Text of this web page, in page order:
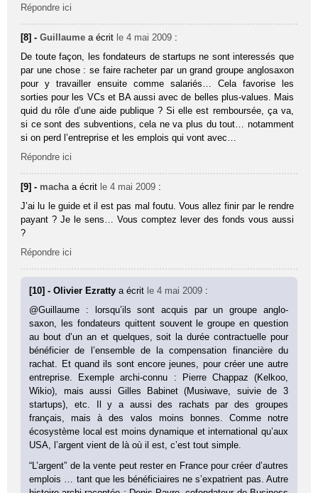
Répondre ici
[8] -Guillaume a écrit le 4 mai 2009 :
De toute façon, les fondateurs de startups ne sont interessés que
par une chose : se faire racheter par un grand groupe anglosaxon
pour y travailler ensuite comme salariés… Cela favorise les
sorties pour les VCs et BA aussi avec de belles plus-values. Mais
quid du rôle d’une aide publique ? Si elle est remboursée, ça va,
si ce sont des subventions, cela ne va plus du tout… notamment
si on perd l’entreprise et les emplois qui vont avec…
Répondre ici
[9] - macha a écrit le 4 mai 2009 :
J’ai lu le guide et il est pas mal foutu. Vous allez finir par le rendre
payant ? Je le sens… Vous comptez lever des fonds vous aussi
?
Répondre ici
[10] - Olivier Ezrattya écrit le 4 mai 2009 :
@Guillaume : lorsqu’ils sont acquis par un groupe anglo-
saxon, les fondateurs quittent souvent le groupe en question
au bout d’un an et quelques, soit la durée contractuelle pour
bénéficier de l’ensemble de la compensation financière du
rachat. Et quand ils sont encore jeunes, pour créer une autre
entreprise. Exemple archi-connu : Pierre Chappaz (Kelkoo,
Wikio), mais aussi Gilles Babinet (Musiwave, suivie de 3
startups), etc. Il y a aussi des rachats par des groupes
français, mais à des valos moins bonnes. Comme notre
écosystème local est moins dynamique et international qu’aux
USA, l’argent vient de là où il est, c’est tout simple.
“L’argent” de la vente peut rester en France pour créer d’autres
emplois … tant que les bénéficiaires ne s’expatrient pas. Autre